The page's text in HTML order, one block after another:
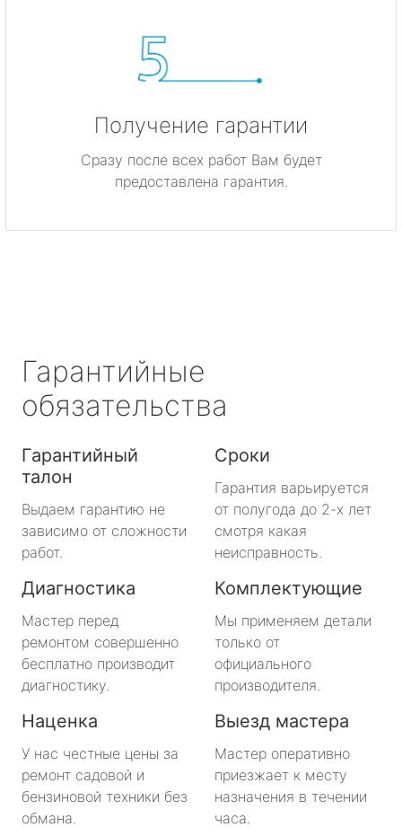
Получение гарантии
Сразу после всех работ Вам будет
предоставлена гарантия.
Гарантийные
обязательства
Гарантийный
талон
Выдаем гарантию не
зависимо от сложности
работ.
Сроки
Гарантия варьируется
от полугода до 2-х лет
смотря какая
неисправность.
Диагностика
Мастер перед
ремонтом совершенно
бесплатно производит
диагностику.
Комплектующие
Мы применяем детали
только от
официального
производителя.
Наценка
У нас честные цены за
ремонт садовой и
бензиновой техники без
обмана.
Выезд мастера
Мастер оперативно
приезжает к месту
назначения в течении
часа.